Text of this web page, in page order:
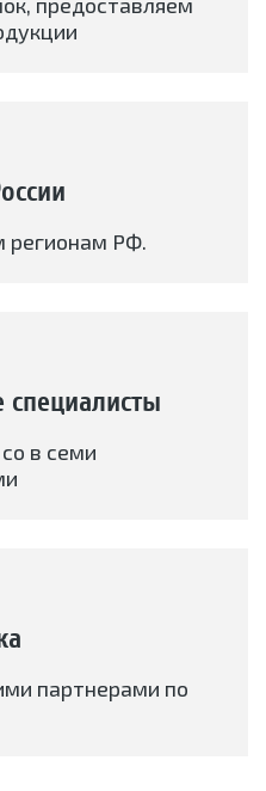
регионам РФ.
специалисты
в семи
партнерами по